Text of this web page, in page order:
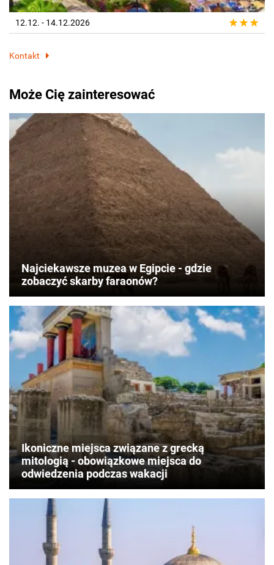
12.12. - 14.12.2026
Kontakt
Może Cię zainteresować
Najciekawsze muzea w Egipcie - gdzie
zobaczyć skarby faraonów?
Ikoniczne miejsca związane z grecką
mitologią - obowiązkowe miejsca do
odwiedzenia podczas wakacji